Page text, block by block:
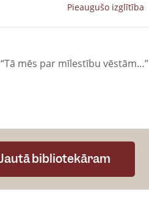
Pieaugušo izglītība
mēs par mīlestību vēstām…”
bibliotekāram